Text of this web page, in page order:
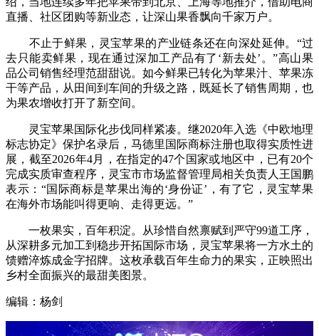
直播、社区团购等新业态，让深山果香飘向千家万户。
不止于鲜果，灵宝苹果的产业链条还在向深处延伸。“过
去只能卖鲜果，现在通过深加工产品有了‘新去处’。”高山果
品公司销售经理范甜甜说。如今鲜果已转化为苹果汁、苹果冻
干等产品，从田间到车间的升级之路，既延长了销售周期，也
为果农增收打开了新空间。
灵宝苹果国际化步伐同样紧凑。继2020年入选《中欧地理
标志协定》保护名录后，马德里国际商标注册也取得实质性进
展，截至2026年4月，在指定的47个国家或地区中，已有20个
完成实质审查程序，灵宝市市场监督管理局相关负责人王国鹏
表示：“国际商标是苹果出海的‘身份证’，有了它，灵宝苹果
在海外市场能叫得更响、走得更远。”
一枚果实，百年积淀。从珍惜自然禀赋到严守99道工序，
从深耕多元加工到稳步开拓国际市场，灵宝苹果将一方水土的
馈赠淬炼成金字招牌。这枚承载百年生命力的果实，正映照出
乡村全面振兴的最甜美图景。
编辑：杨剑